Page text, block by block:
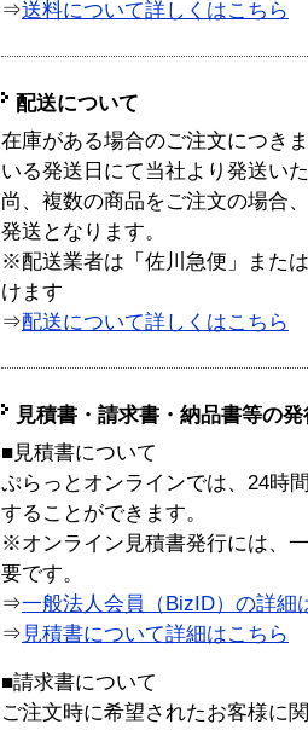
⇒送料について詳しくはこちら
配送について
在庫がある場合のご注文につき
いる発送日にて当社より発送い
尚、複数の商品をご注文の場合
発送となります。
※配送業者は「佐川急便」また
けます
⇒配送について詳しくはこちら
見積書・請求書・納品書等の
■見積書について
ぷらっとオンラインでは、24時
することができます。
※オンライン見積書発行には、
要です。
⇒一般法人会員（BizID）の詳細
⇒ 見積書について詳細はこちら
■請求書について
ご注文時に希望されたお客様に